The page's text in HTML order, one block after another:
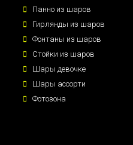
Панно из шаров
Гирлянды из шаров
Фонтаны из шаров
Стойки из шаров
Шары девочке
Шары ассорти
Фотозона